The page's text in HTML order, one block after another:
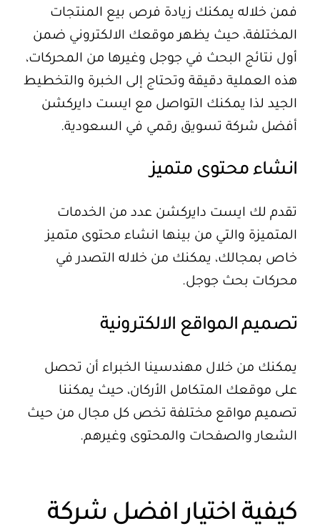
فمن خلاله يمكنك زيادة فرص بيع المنتجات
المختلفة، حيث يظهر موقعك الالكتروني ضمن
أول نتائج البحث في جوجل وغيرها من المحركات،
هذه العملية دقيقة وتحتاج إلى الخبرة والتخطيط
الجيد لذا يمكنك التواصل مع ايست دايركشن
أفضل شركة تسويق رقمي في السعودية.
انشاء محتوى متميز
تقدم لك ايست دايركشن عدد من الخدمات
المتميزة والتي من بينها انشاء محتوى متميز
خاص بمجالك، يمكنك من خلاله التصدر في
محركات بحث جوجل.
تصميم المواقع الالكترونية
يمكنك من خلال مهندسينا الخبراء أن تحصل
على موقعك المتكامل الأركان، حيث يمكننا
تصميم مواقع مختلفة تخص كل مجال من حيث
الشعار والصفحات والمحتوى وغيرهم.
كيفية اختيار افضل شركة